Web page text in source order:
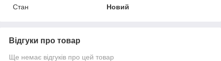
Стан
Новий
Відгуки про товар
Ще немає відгуків про цей товар